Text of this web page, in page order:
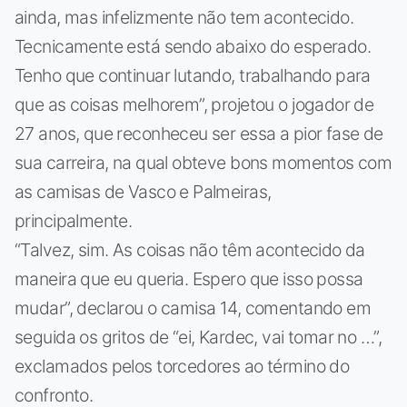
ainda, mas infelizmente não tem acontecido.
Tecnicamente está sendo abaixo do esperado.
Tenho que continuar lutando, trabalhando para
que as coisas melhorem”, projetou o jogador de
27 anos, que reconheceu ser essa a pior fase de
sua carreira, na qual obteve bons momentos com
as camisas de Vasco e Palmeiras,
principalmente.
“Talvez, sim. As coisas não têm acontecido da
maneira que eu queria. Espero que isso possa
mudar”, declarou o camisa 14, comentando em
seguida os gritos de “ei, Kardec, vai tomar no …”,
exclamados pelos torcedores ao término do
confronto.